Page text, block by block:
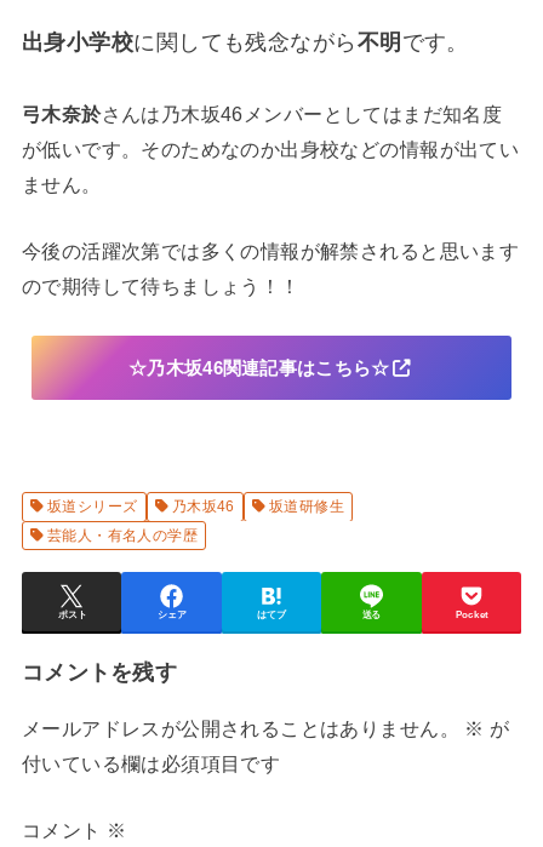
出身小学校に関しても残念ながら 不明 です。
弓木奈於さんは乃木坂46メンバーとしてはまだ知名度
が低いです。そのためなのか出身校などの情報が出てい
ません。
今後の活躍次第では多くの情報が解禁されると思います
ので期待して待ちましょう！！
☆乃木坂46関連記事はこちら☆
坂道シリーズ 乃木坂46
坂道研修生
芸能人・有名人の学歴
ポスト シェア はてブ 送る Pocket
コメントを残す
メールアドレスが公開されることはありません。 ※ が
付いている欄は必須項目です
コメント ※